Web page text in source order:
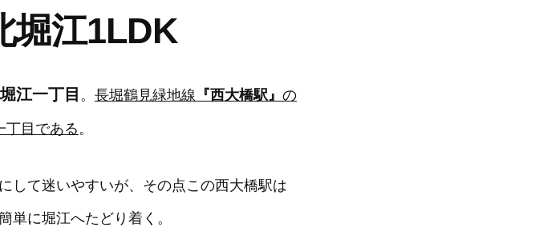
堀江1LDK
江一丁目 。 長堀鶴見緑地線 『西大橋駅』 の
丁目である。
して迷いやすいが、その点この西大橋駅は
単に堀江へたどり着く。